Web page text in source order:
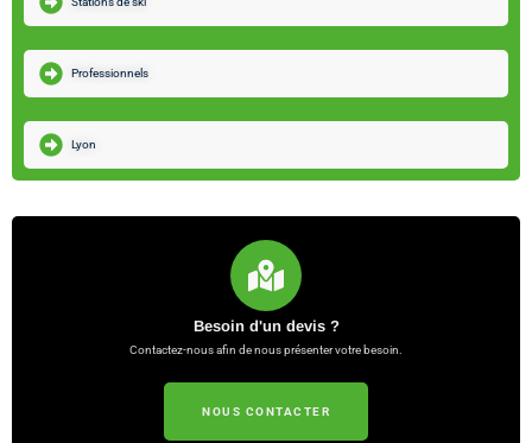
Professionnels
Lyon
Besoin d'un devis ?
Contactez-nous afin de nous présenter votre besoin.
NOUS CONTACTER